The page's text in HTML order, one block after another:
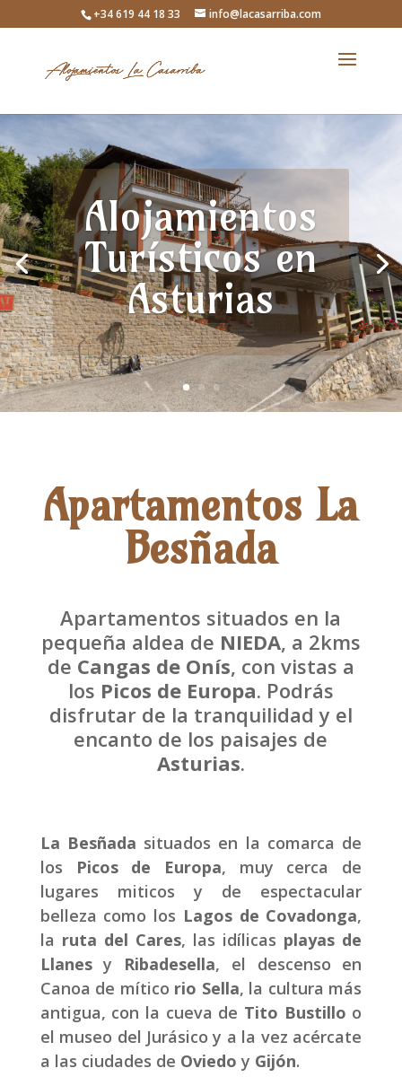
+34 619 44 18 33 info@lacasarriba.com
Alojamientos
Turísticos en
Asturias
Apartamentos La
Besñada
Apartamentos situados en la
pequeña aldea de NIEDA, a 2kms
de Cangas de Onís, con vistas a
los Picos de Europa. Podrás
disfrutar de la tranquilidad y el
encanto de los paisajes de
Asturias.
La Besñada situados en la comarca de
los
Picos de Europa, muy cerca de
lugares miticos y de espectacular
belleza como los Lagos de Covadonga,
la ruta del Cares, las idílicas playas de
Llanesy Ribadesella, el descenso en
Canoa de mítico rio Sella, la cultura más
antigua, con la cueva de Tito Bustillo o
el museo del Jurásico y a la vez acércate
a las ciudades de Oviedo y Gijón.